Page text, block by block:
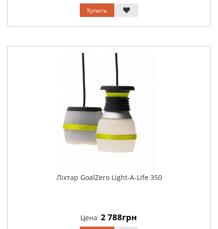
Купить
Ліхтар GoalZero Light-A-Life 350
Цена 2 788грн